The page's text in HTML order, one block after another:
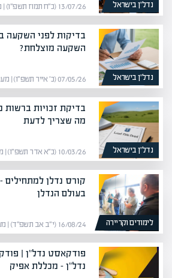
נדל”ן בישראל 13/07/26 (כ״ח תמוז תשפ״ו) | מערכת אפיק
נדל”ן בישראל
בדיקות לפני השקעה
השקעה מוצלחת?
07/05/26 (כ׳ אייר תשפ״ו) | מערכת אפיק
נדל”ן בישראל
בדיקת זכויות
מה שצריך לדעת
10/03/26 (כ״א אדר תשפ״ו) | מערכת אפיק
לימודים וקריירה
קורס נדלן
בעולם הנדלן
16/08/24 (י״ב אב תשפ״ד) | מערכת אפיק
פודקאסט נדל"ן |
נדל"ן – מכללת אפיק